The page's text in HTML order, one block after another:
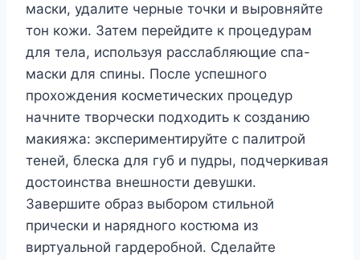
маски, удалите черные точки и выровняйте
тон кожи. Затем перейдите к процедурам
для тела, используя расслабляющие спа-
маски для спины. После успешного
прохождения косметических процедур
начните творчески подходить к созданию
макияжа: экспериментируйте с палитрой
теней, блеска для губ и пудры, подчеркивая
достоинства внешности девушки.
Завершите образ выбором стильной
прически и нарядного костюма из
виртуальной гардеробной. Сделайте